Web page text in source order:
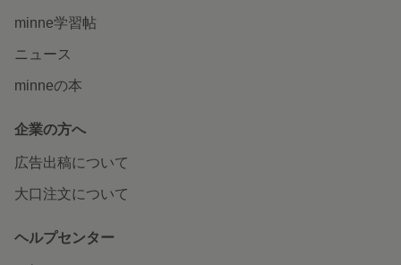
minne学習帖
ニュース
minneの本
企業の方へ
広告出稿について
大口注文について
ヘルプセンター